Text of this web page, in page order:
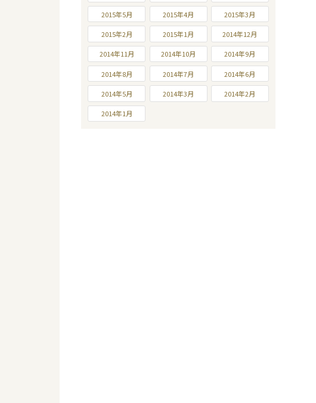
2015年5月 2015年4月 2015年3月
2015年2月 2015年1月 2014年12月
2014年11月 2014年10月 2014年9月
2014年8月 2014年7月 2014年6月
2014年5月 2014年3月 2014年2月
2014年1月